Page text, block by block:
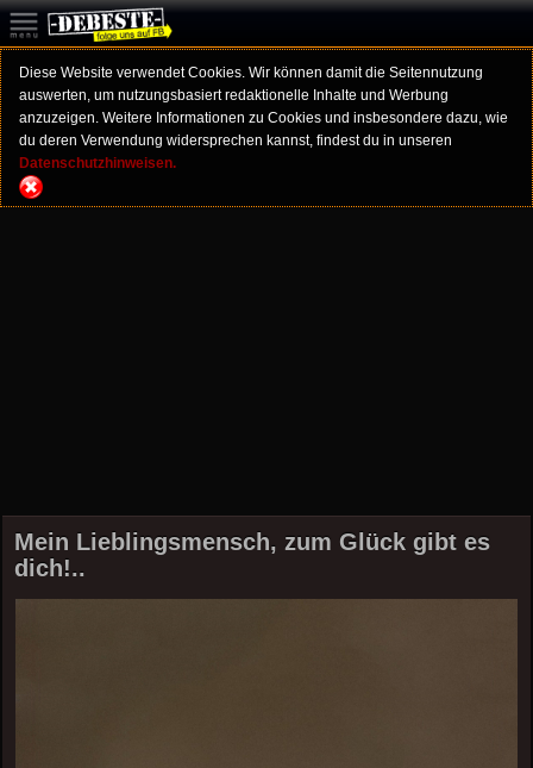
Diese Website verwendet Cookies. Wir können damit die Seitennutzung
auswerten, um nutzungsbasiert redaktionelle Inhalte und Werbung
anzuzeigen. Weitere Informationen zu Cookies und insbesondere dazu, wie
du deren Verwendung widersprechen kannst, findest du in unseren
Datenschutzhinweisen.
Mein Lieblingsmensch, zum Glück gibt es
dich!..